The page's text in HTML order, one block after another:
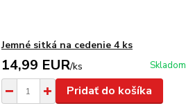
Jemné sitká na cedenie 4 ks
14,99 EUR/ks Skladom
Pridať do košíka